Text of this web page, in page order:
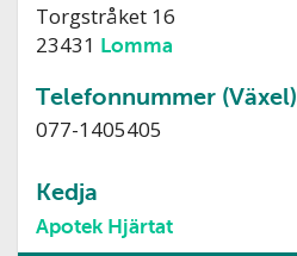
Torgstråket 16
23431 Lomma
Telefonnummer (Växel)
077-1405405
Kedja
Apotek Hjärtat